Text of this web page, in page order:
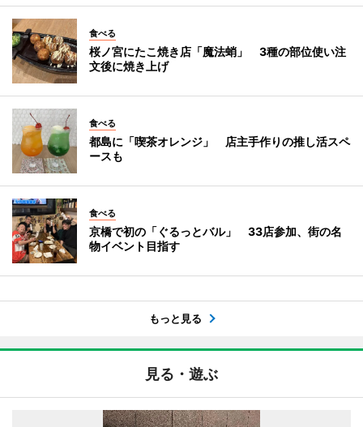
食べる
桜ノ宮にたこ焼き店「魔法蛸」 3種の部位使い注
文後に焼き上げ
食べる
都島に「喫茶オレンジ」 店主手作りの推し活スペ
ースも
食べる
京橋で初の「ぐるっとバル」 33店参加、街の名
物イベント目指す
もっと見る
見る・遊ぶ